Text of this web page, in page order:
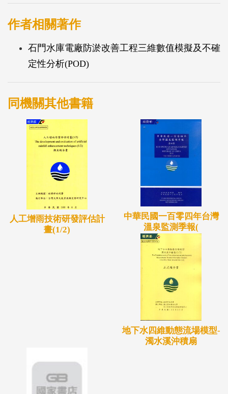
研判決策與防救災資源之最佳化調配，各類監測、運
算以及歷史資料之彙綜分析與多元應用實屬不可或
本計畫引入巨量資料分析儲存架構、雲端資訊運算服
務，以及物聯網與智慧整合感控系統等近年來高速發
展之觀念及技術，期使今後水利防災之推動面向，能
以自動化、行動化與智慧化為基調，以於瞬息萬變之
處置。此外，本計畫雲端資料庫亦可成為水利防災各
系統資料的共通平台。
作者相關著作
石門水庫電廠防淤改善工程三維數值模擬及不確
定性分析(POD)
同機關其他書籍
人工增雨技術研發評估計
畫(1/2)
中華民國一百零四年台灣
溫泉監測季報(
地下水四維動態流場模型-
濁水溪沖積扇